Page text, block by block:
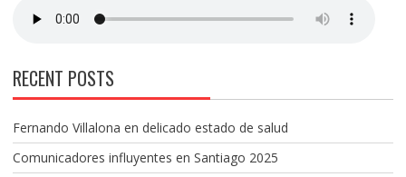
RECENT POSTS
Fernando Villalona en delicado estado de salud
Comunicadores influyentes en Santiago 2025